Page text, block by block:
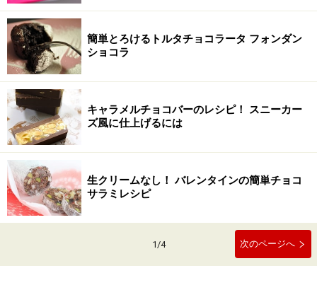
簡単とろけるトルタチョコラータ フォンダン
ショコラ
キャラメルチョコバーのレシピ！ スニーカー
ズ風に仕上げるには
生クリームなし！ バレンタインの簡単チョコ
サラミレシピ
1/4 次のページへ